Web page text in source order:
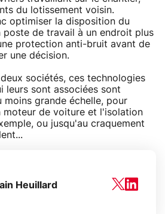
du lotissement voisin.
optimiser la disposition du
poste de travail à un endroit plus
protection anti-bruit avant de
une décision.
sociétés, ces technologies
leurs sont associées sont
moins grande échelle, pour
moteur de voiture et l'isolation
ou jusqu'au craquement
Heuillard